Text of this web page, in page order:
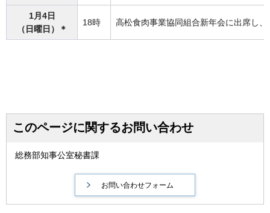
1月4日
（日曜日）＊
18時 高松食肉事業協同組合新年会に出席し
このページに関するお問い合わせ
総務部知事公室秘書課